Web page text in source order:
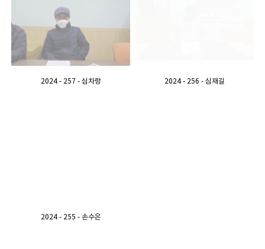
2024 - 257 - 심차랑 2024 - 256 - 심재길
2024 - 255 - 손수은